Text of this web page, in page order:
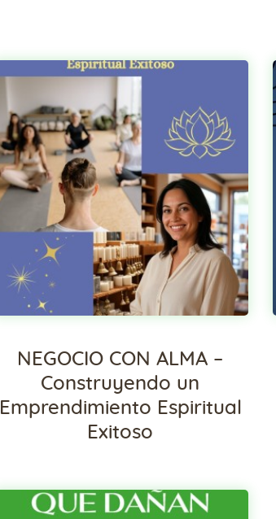
NEGOCIO CON ALMA –
Construyendo un
Emprendimiento Espiritual
Exitoso